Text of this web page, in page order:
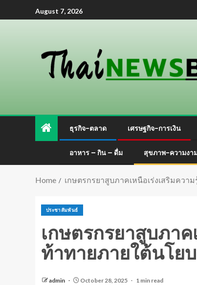
August 7, 2026
ธุรกิจ-ตลาด เศรษฐกิจ-การเงิน
อาหาร – กิน – ดื่ม สุขภาพ-ความงา
Home เกษตรกรยาสูบภาคเหนือเร่งเสริมคว
ประชาสัมพันธ์
เกษตรกรยาสูบภา
ท้าทายภายใต้นโย
admin October 28, 2025 1 min read